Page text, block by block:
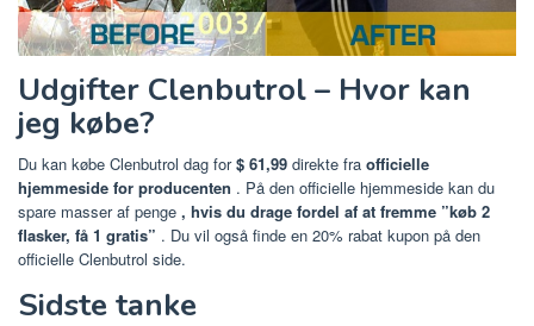
Udgifter Clenbutrol – Hvor kan
jeg købe?
Du kan købe Clenbutrol dag for$ 61,99 direkte fra officielle
hjemmeside for producenten . På den officielle hjemmeside kan du
spare masser af penge , hvis du drage fordel af at fremme ”køb 2
flasker, få 1 gratis” . Du vil også finde en 20% rabat kupon på den
officielle Clenbutrol side.
Sidste tanke